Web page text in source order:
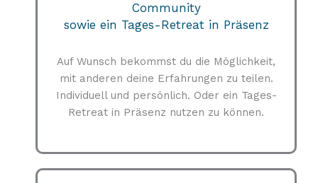
Community
sowie ein Tages-Retreat in Präsenz
Auf Wunsch bekommst du die Möglichkeit,
mit anderen deine Erfahrungen zu teilen.
Individuell und persönlich. Oder ein Tages-
Retreat in Präsenz nutzen zu können.